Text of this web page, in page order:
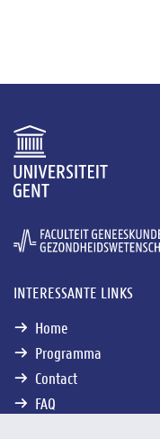
INTERESSANTE LINKS
Home
Programma
Contact
FAQ